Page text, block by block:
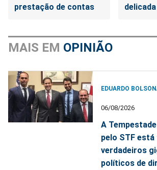
prestação de contas
delicada
MAIS EM OPINIÃO
EDUARDO
06/08/2026
A
pelo STF
verdadeiros
políticos de